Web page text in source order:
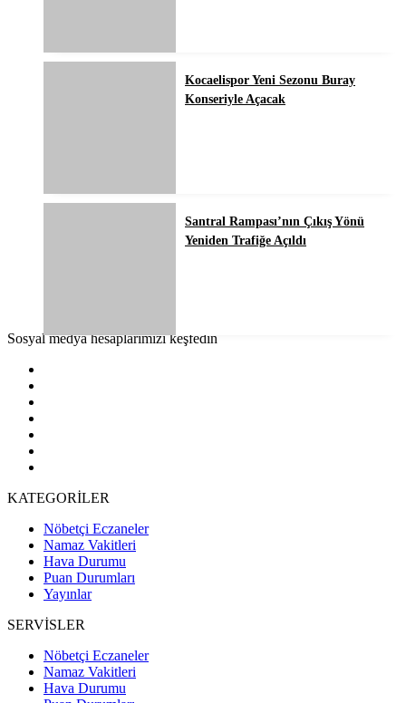
Kocaelispor Yeni Sezonu Buray
Konseriyle Açacak
Santral Rampası’nın Çıkış Yönü
Yeniden Trafiğe Açıldı
Sosyal medya hesaplarımızı keşfedin
KATEGORİLER
Nöbetçi Eczaneler
Namaz Vakitleri
Hava Durumu
Puan Durumları
Yayınlar
SERVİSLER
Nöbetçi Eczaneler
Namaz Vakitleri
Hava Durumu